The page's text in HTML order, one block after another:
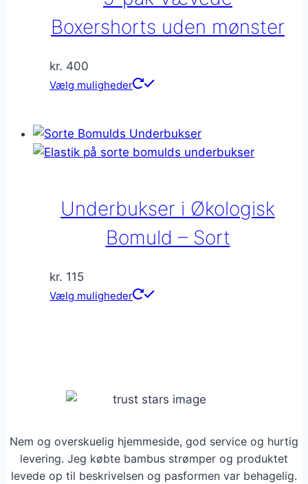
kan
vælges
på
Boxershorts uden mønster
kr. 400
Vælg muligheder
Dette
flere
varianter.
vælges
på
varesiden
Underbukser i Økologisk
Bomuld – Sort
kr. 115
Vælg muligheder
Dette
kan
på
varesiden
Nem og overskuelig hjemmeside, god service og hurtig
levering. Jeg købte bambus strømper og produktet
levede op til beskrivelsen og pasformen var behagelig.